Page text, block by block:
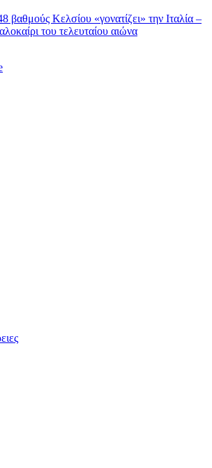
βαθμούς Κελσίου «γονατίζει» την Ιταλία –
του τελευταίου αιώνα